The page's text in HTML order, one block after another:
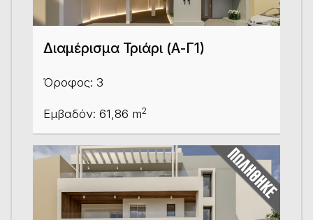
Διαμέρισμα Τριάρι (Α-Γ1)
Όροφος: 3
Εμβαδόν: 61,86 m2